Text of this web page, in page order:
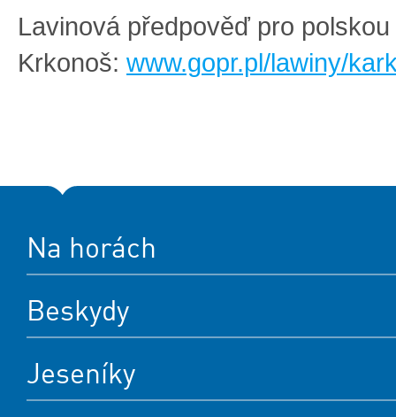
Lavinová předpověď pro
Krkonoš: www.gopr.pl/lawiny/
Na horách
Beskydy
Jeseníky